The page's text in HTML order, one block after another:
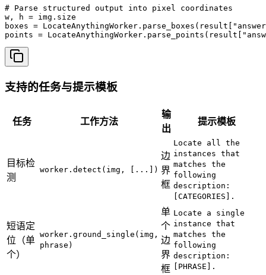
# Parse structured output into pixel coordinates
w, h = img.size
boxes =
points =
支持的任务与提示模板
任务 工作方法
输
出
提示模板
目标检
测
worker.detect(img, [...])
边
界
框
Locate all the
instances that
matches the
following
description:
[CATEGORIES].
短语定
位（单
个）
worker.ground_single(img,
phrase)
单
个
边
界
框
Locate a single
instance that
matches the
following
description:
[PHRASE].